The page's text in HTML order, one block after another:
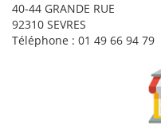
40-44 GRANDE RUE
92310 SEVRES
Téléphone : 01 49 66 94 79